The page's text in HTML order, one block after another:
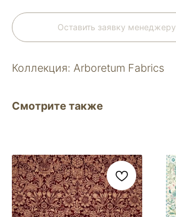
Оставить заявку менеджеру
Коллекция: Arboretum Fabrics
Смотрите также